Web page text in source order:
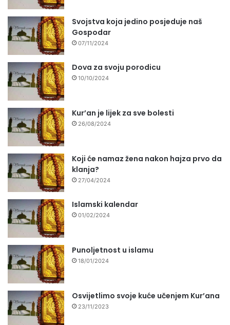
Svojstva koja jedino posjeduje naš
Gospodar
07/11/2024
Dova za svoju porodicu
10/10/2024
Kur’an je lijek za sve bolesti
26/08/2024
Koji će namaz žena nakon hajza prvo da
klanja?
27/04/2024
Islamski kalendar
01/02/2024
Punoljetnost u islamu
18/01/2024
Osvijetlimo svoje kuće učenjem Kur’ana
23/11/2023